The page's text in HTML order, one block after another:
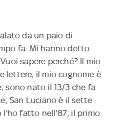
da un paio di
fa. Mi hanno detto
sapere perché? Il mio
lettere, il mio cognome è
sono nato il 13/3 che fa
San Luciano è il sette
l'ho fatto nell'87; il primo